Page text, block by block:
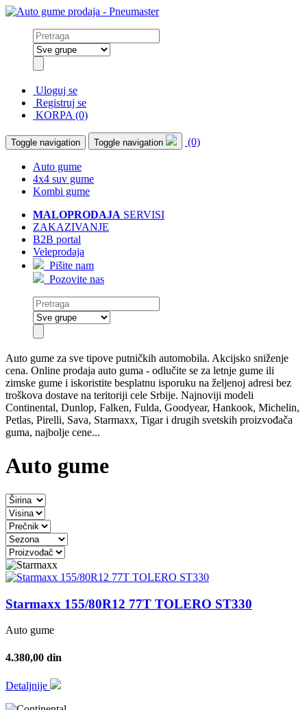
Uloguj se
Registruj se
KORPA (0)
Toggle navigation Toggle navigation (0)
Auto gume
4x4 suv gume
Kombi gume
MALOPRODAJA SERVISI
ZAKAZIVANJE
B2B portal
Veleprodaja
Pišite nam
Pozovite nas
Auto gume za sve tipove putničkih automobila. Akcijsko sniženje
cena. Online prodaja auto guma - odlučite se za letnje gume ili
zimske gume i iskoristite besplatnu isporuku na željenoj adresi bez
troškova dostave na teritoriji cele Srbije. Najnoviji modeli
Continental, Dunlop, Falken, Fulda, Goodyear, Hankook, Michelin,
Petlas, Pirelli, Sava, Starmaxx, Tigar i drugih svetskih proizvođača
guma, najbolje cene...
Auto gume
Starmaxx 155/80R12 77T TOLERO ST330
Auto gume
4.380,00 din
Detaljnije